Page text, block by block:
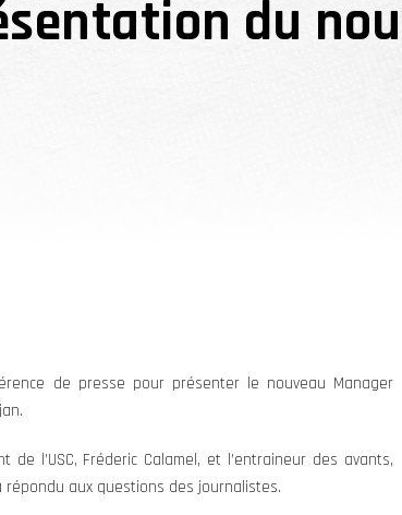
du
de presse pour présenter le nouveau Manager
de l’USC, Fréderic Calamel, et l’entraineur des avants,
répondu aux questions des journalistes.